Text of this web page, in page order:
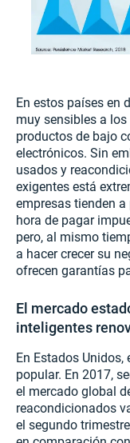
En estos países en
muy sensibles a
productos de bajo
electrónicos. Sin
usados y
exigentes está
empresas tienden
hora de pagar
pero, al mismo
a hacer crecer su
ofrecen garantías
El mercado
inteligentes
En Estados
popular. En 2017,
el mercado global
reacondicionados
el segundo